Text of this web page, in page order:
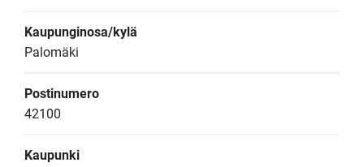
Kaupunginosa/kylä
Palomäki
Postinumero
42100
Kaupunki